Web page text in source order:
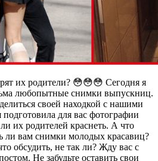
их родители? 😳😳😳 Сегодня я
любопытные снимки выпускниц.
своей находкой с нашими
для вас фотографии
их родителей краснеть. А что
ли вам снимки молодых красавиц?
обсудить, не так ли? Жду вас с
Не забудьте оставить свои